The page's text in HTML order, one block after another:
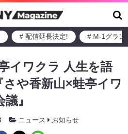
# 配信延長決定! # M-1グラン
イワクラ 人生を語
や香新山×蛙亭イワ
』
ニュース お知らせ